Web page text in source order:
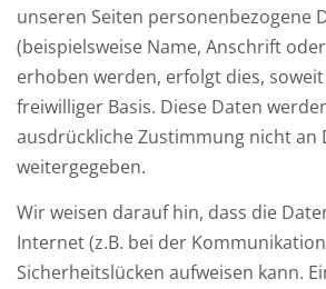
unseren Seiten personenbezogene
(beispielsweise Name, Anschrift
erhoben werden, erfolgt dies,
freiwilliger Basis. Diese Daten
ausdrückliche Zustimmung nicht an
weitergegeben.
Wir weisen darauf hin, dass die
Internet (z.B. bei der
Sicherheitslücken aufweisen kann.